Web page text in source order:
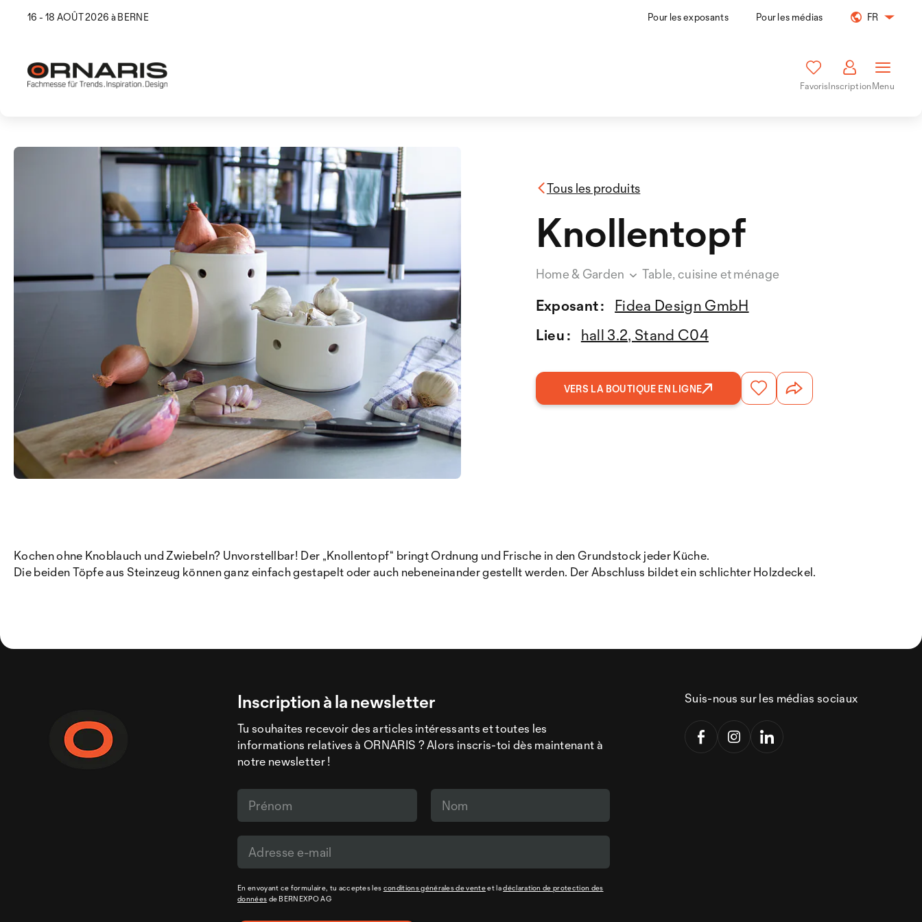
16 - 18 AOÛT 2026 à BERNE Pour les exposants Pour les médias FR
FavorisInscriptionMenu
Tous les produits
Knollentopf
Home & Garden Table, cuisine et ménage
Exposant :
Fidea Design GmbH
Lieu :
hall 3.2, Stand C04
VERS LA BOUTIQUE EN LIGNE
Kochen ohne Knoblauch und Zwiebeln? Unvorstellbar! Der „Knollentopf“ bringt Ordnung und Frische in den Grundstock jeder Küche.
Die beiden Töpfe aus Steinzeug können ganz einfach gestapelt oder auch nebeneinander gestellt werden. Der Abschluss bildet ein schlichter Holzdeckel.
Inscription à la newsletter
Tu souhaites recevoir des articles intéressants et toutes les
informations relatives à ORNARIS ? Alors inscris-toi dès maintenant à
notre newsletter !
En envoyant ce formulaire, tu acceptes les conditions générales de venteet ladéclaration de protection des
données de BERNEXPO AG
Suis-nous sur les médias sociaux